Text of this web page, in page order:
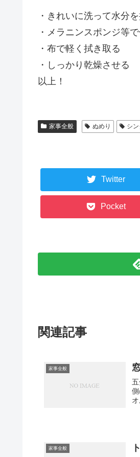
・きれいに洗って水分
・メラニンスポンジ等
・布で軽く拭き取る
・しっかり乾燥させる
以上！
家事全般 ぬめり シン
Twitter
Pocket
関連記事
家事全般
家事全般